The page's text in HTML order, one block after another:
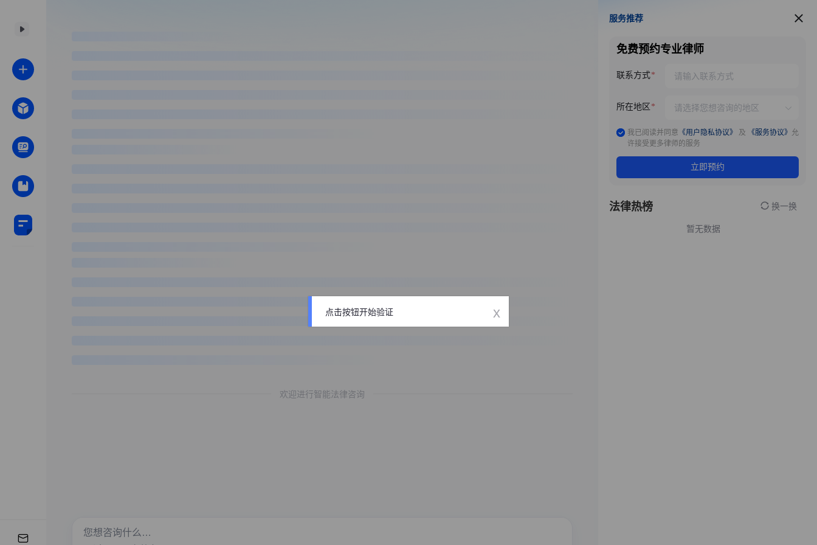
欢迎进行智能法律咨询
服务推荐
服务推荐
免费预约专业律师
联系方式
所在地区
我已阅读并同意 《用户隐私协议》 及 《服务协议》 允
许接受更多律师的服务
立即预约
法律热榜 换一换
暂无数据
点击按钮开始验证 x